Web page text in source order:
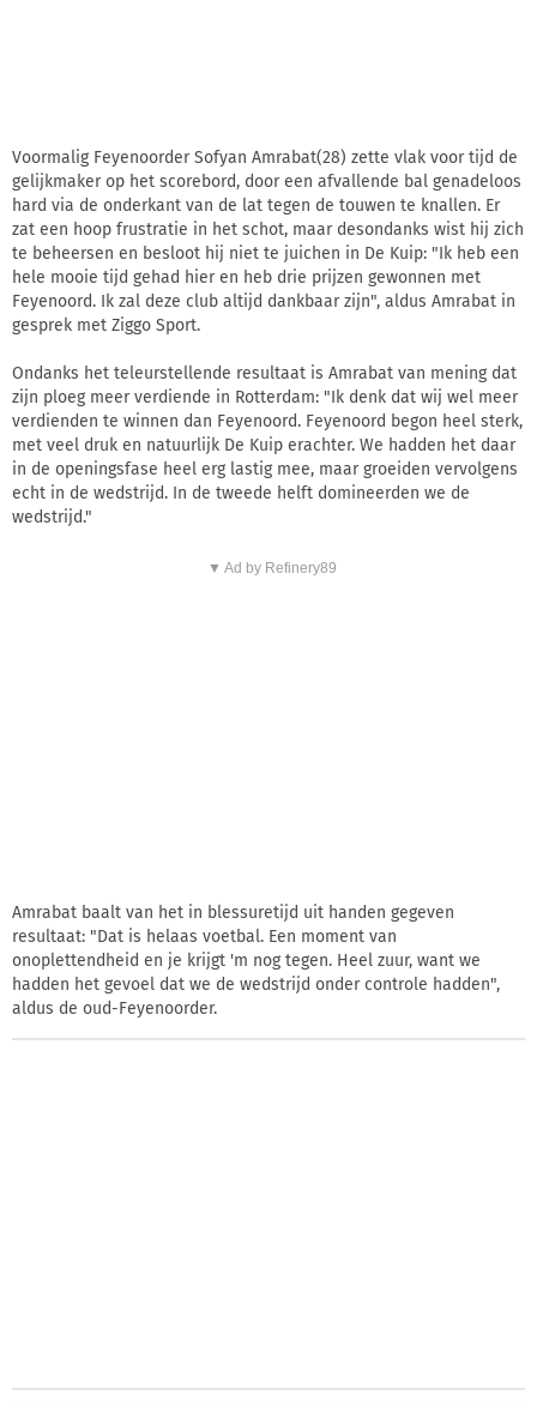
Voormalig Feyenoorder Sofyan Amrabat(28) zette vlak voor tijd de
gelijkmaker op het scorebord, door een afvallende bal genadeloos
hard via de onderkant van de lat tegen de touwen te knallen. Er
zat een hoop frustratie in het schot, maar desondanks wist hij zich
te beheersen en besloot hij niet te juichen in De Kuip: "Ik heb een
hele mooie tijd gehad hier en heb drie prijzen gewonnen met
Feyenoord. Ik zal deze club altijd dankbaar zijn", aldus Amrabat in
gesprek met Ziggo Sport.
Ondanks het teleurstellende resultaat is Amrabat van mening dat
zijn ploeg meer verdiende in Rotterdam: "Ik denk dat wij wel meer
verdienden te winnen dan Feyenoord. Feyenoord begon heel sterk,
met veel druk en natuurlijk De Kuip erachter. We hadden het daar
in de openingsfase heel erg lastig mee, maar groeiden vervolgens
echt in de wedstrijd. In de tweede helft domineerden we de
wedstrijd."
▼ Ad by Refinery89
Amrabat baalt van het in blessuretijd uit handen gegeven
resultaat: "Dat is helaas voetbal. Een moment van
onoplettendheid en je krijgt 'm nog tegen. Heel zuur, want we
hadden het gevoel dat we de wedstrijd onder controle hadden",
aldus de oud-Feyenoorder.